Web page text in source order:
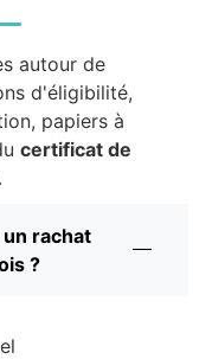
autour de
d'éligibilité,
papiers à
certificat de
.
rachat
?